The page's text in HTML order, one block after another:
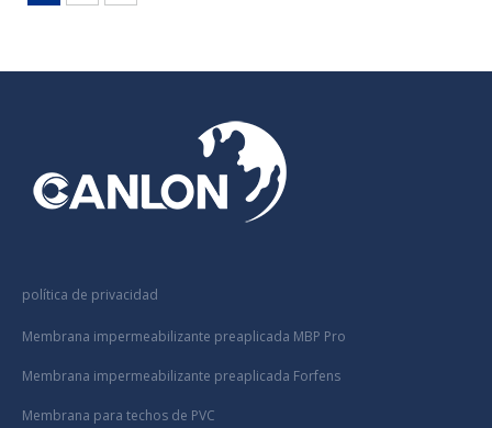
política de privacidad
Membrana impermeabilizante preaplicada MBP Pro
Membrana impermeabilizante preaplicada Forfens
Membrana para techos de PVC